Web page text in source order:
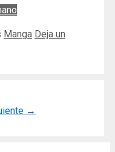
Manga Deja un
→